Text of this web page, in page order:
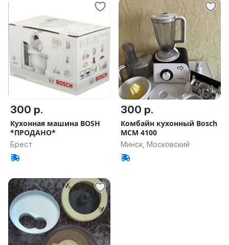
300 р.
Кухонная машина BOSH
*ПРОДАНО*
Брест
300 р.
Комбайн кухонный Bosch
MCM 4100
Минск, Московский